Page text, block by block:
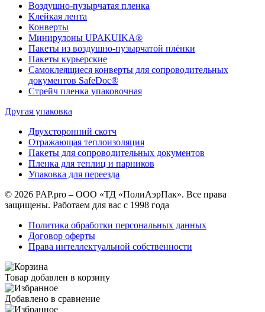
Воздушно-пузырчатая пленка
Клейкая лента
Конверты
Минирулоны UPAKUIKA®
Пакеты из воздушно-пузырчатой плёнки
Пакеты курьерские
Самоклеящиеся конверты для сопроводительных
документов SafeDoc®
Стрейч пленка упаковочная
Другая упаковка
Двухсторонний скотч
Отражающая теплоизоляция
Пакеты для сопроводительных документов
Пленка для теплиц и парников
Упаковка для переезда
© 2026 PAP.pro – ООО «ТД «ПолиАэрПак». Все права
защищены. Работаем для вас с 1998 года
Политика обработки персональных данных
Договор оферты
Права интеллектуальной собственности
Товар добавлен в корзину
Добавлено в сравнение